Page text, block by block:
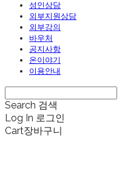
성인상담
외부지원상담
외부강의
바우처
공지사항
온이야기
이용안내
Search 검색
Log In 로그인
Cart장바구니